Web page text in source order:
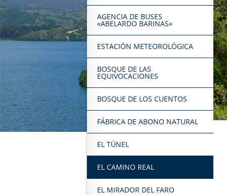
AGENCIA DE BUSES
«ABELARDO BARINAS»
ESTACIÓN METEOROLÓGICA
BOSQUE DE LAS
EQUIVOCACIONES
BOSQUE DE LOS CUENTOS
FÁBRICA DE ABONO NATURAL
EL TÚNEL
EL CAMINO REAL
EL MIRADOR DEL FARO